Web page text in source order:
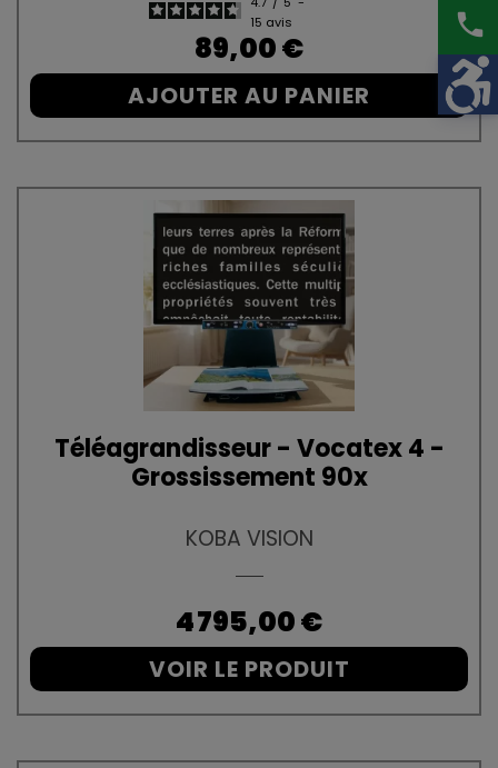
15 avis
Prix
89,00 €
AJOUTER AU PANIER
Téléagrandisseur - Vocatex 4 -
Grossissement 90x
KOBA VISION
Prix
4 795,00 €
VOIR LE PRODUIT
phone